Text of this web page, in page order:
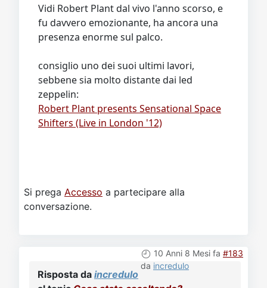
Vidi Robert Plant dal vivo l'anno scorso, e
fu davvero emozionante, ha ancora una
presenza enorme sul palco.
consiglio uno dei suoi ultimi lavori,
sebbene sia molto distante dai led
zeppelin:
Robert Plant presents Sensational Space
Shifters (Live in London '12)
Si prega Accesso a partecipare alla
conversazione.
10 Anni 8 Mesi fa #183
da incredulo
Risposta da incredulo